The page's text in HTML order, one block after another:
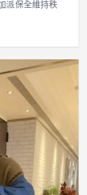
派保全維持秩